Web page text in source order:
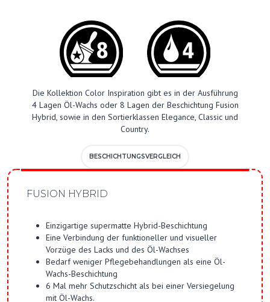
Die Kollektion Color Inspiration gibt es in der Ausführung
4 Lagen Öl-Wachs oder 8 Lagen der Beschichtung Fusion
Hybrid, sowie in den Sortierklassen Elegance, Classic und
Country.
BESCHICHTUNGSVERGLEICH
FUSION HYBRID
Einzigartige supermatte Hybrid-Beschichtung
Eine Verbindung der funktioneller und visueller
Vorzüge des Lacks und des Öl-Wachses
Bedarf weniger Pflegebehandlungen als eine Öl-
Wachs-Beschichtung
6 Mal mehr Schutzschicht als bei einer Versiegelung
mit Öl-Wachs.